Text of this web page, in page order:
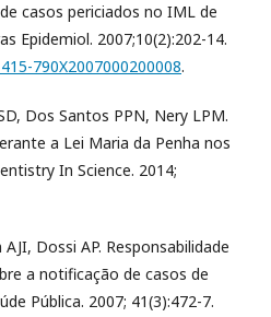
casos periciados no IML de
Epidemiol. 2007;10(2):202-14.
790X2007000200008.
Dos Santos PPN, Nery LPM.
a Lei Maria da Penha nos
In Science. 2014;
Dossi AP. Responsabilidade
a notificação de casos de
Pública. 2007; 41(3):472-7.